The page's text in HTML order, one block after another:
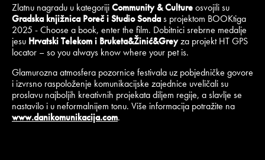
Zlatnu nagradu u kategorijiCommunity & Cultureosvojili su
Gradska knjižnica Poreč i Studio Sondas projektom BOOKtiga
2025 - Choose a book, enter the film. Dobitnici srebrne medalje
jesu Hrvatski Telekom i Bruketa&Žinić&Greyza projekt HT GPS
locator – so you always know where your pet is.
Glamurozna atmosfera pozornice festivala uz pobjedničke govore
i izvrsno raspoloženje komunikacijske zajednice uveličali su
proslavu najboljih kreativnih projekata diljem regije, a slavlje se
nastavilo i u neformalnijem tonu. Više informacija potražite na
www.danikomunikacija.com.